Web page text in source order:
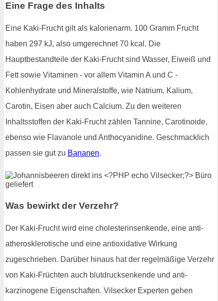
Eine Frage des Inhalts
Eine Kaki-Frucht gilt als kalorienarm. 100 Gramm Frucht
haben 297 kJ, also umgerechnet 70 kcal. Die
Hauptbestandteile der Kaki-Frucht sind Wasser, Eiweiß und
Fett sowie Vitaminen - vor allem Vitamin A und C -
Kohlenhydrate und Mineralstoffe, wie Natrium, Kalium,
Carotin, Eisen aber auch Calcium. Zu den weiteren
Inhaltsstoffen der Kaki-Frucht zählen Tannine, Carotinoide,
ebenso wie Flavanole und Anthocyanidine. Geschmacklich
passen sie gut zu Bananen.
Was bewirkt der Verzehr?
Der Kaki-Frucht wird eine cholesterinsenkende, eine anti-
atherosklerotische und eine antioxidative Wirkung
zugeschrieben. Darüber hinaus hat der regelmäßige Verzehr
von Kaki-Früchten auch blutdrucksenkende und anti-
karzinogene Eigenschaften. Vilsecker Experten gehen